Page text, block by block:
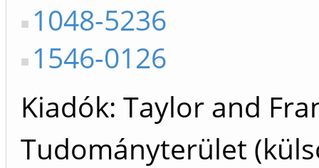
1048-5236
1546-0126
Kiadók Taylor and
Tudományterület